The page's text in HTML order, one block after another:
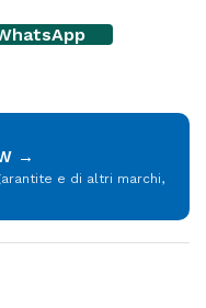
→
e di altri marchi,